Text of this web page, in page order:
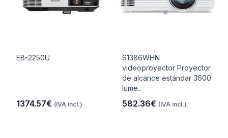
EB-2250U
1374.57€ (IVA incl.)
S1386WHN
videoproyector Proyector
de alcance estándar 3600
lúme..
582.36€ (IVA incl.)